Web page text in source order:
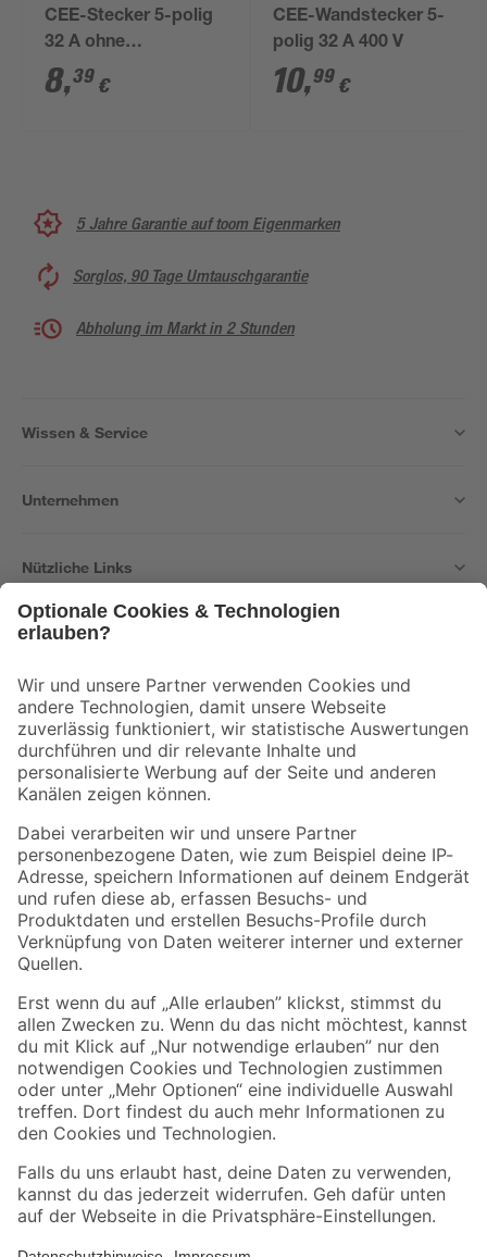
CEE-Stecker 5-polig
32 A ohne
Phasenwender
8,39 €
CEE-Wandstecker 5-
polig 32 A 400 V
10,99 €
5 Jahre Garantie auf toom Eigenmarken
Sorglos, 90 Tage Umtauschgarantie
Abholung im Markt in 2 Stunden
Wissen & Service
Unternehmen
Nützliche Links
Der toom Newsletter: Keine Angebote und Aktionen mehr verpassen!
Zur Newsletter Anmeldung
Folge uns
Zahlungsarten Versandarten
Sicher einkaufen
Jetzt die toom-App herunterladen
Alle Preisangaben in EUR inkl. gesetzl. MwSt.. Die dargestellten Angebote sind unter
Umständen nicht in allen Märkten verfügbar. Die angegebenen Verfügbarkeiten beziehen
Produkte nur solange der Vorrat reicht.